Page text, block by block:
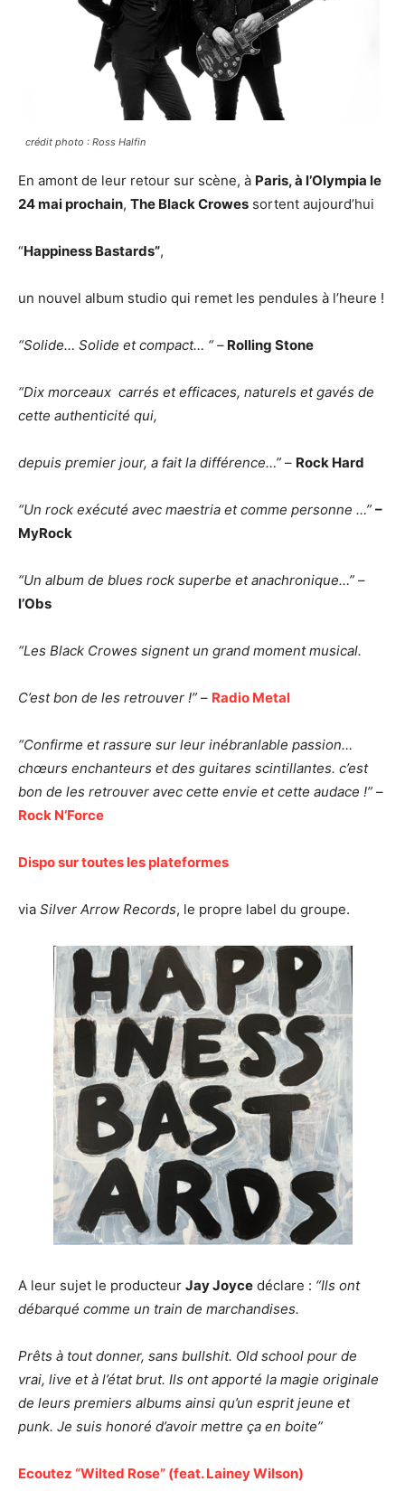
crédit photo : Ross Halfin
En amont de leur retour sur scène, à Paris, à l’Olympia le
24 mai prochain, The Black Crowes sortent aujourd’hui
“Happiness Bastards”,
un nouvel album studio qui remet les pendules à l’heure !
“Solide… Solide et compact… “– Rolling Stone
“Dix morceaux carrés et efficaces, naturels et gavés de
cette authenticité qui,
depuis premier jour, a fait la différence…” – Rock Hard
“Un rock exécuté avec maestria et comme personne …” –
MyRock
“Un album de blues rock superbe et anachronique…” –
l’Obs
“Les Black Crowes signent un grand moment musical.
C’est bon de les retrouver !” – Radio Metal
“Confirme et rassure sur leur inébranlable passion…
chœurs enchanteurs et des guitares scintillantes. c’est
bon de les retrouver avec cette envie et cette audace !” –
Rock N’Force
Dispo sur toutes les plateformes
via Silver Arrow Records, le propre label du groupe.
A leur sujet le producteur Jay Joyce déclare : “Ils ont
débarqué comme un train de marchandises.
Prêts à tout donner, sans bullshit. Old school pour de
vrai, live et à l’état brut. Ils ont apporté la magie originale
de leurs premiers albums ainsi qu’un esprit jeune et
punk. Je suis honoré d’avoir mettre ça en boite”
Ecoutez “Wilted Rose” (feat. Lainey Wilson)